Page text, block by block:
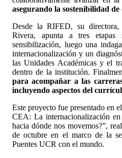
asegurando la sostenibilidad
Desde la RIFED, su directora,
Rivera, apunta a tres
sensibilización, luego una
internacionalización y un
las Unidades Académicas y el
dentro de la institución.
para acompañar a las
incluyendo aspectos del
Este proyecto fue presentado en
CEA: La internacionalización
hacia dónde nos movemos?”,
de octubre en el marco de la
Puentes UCR con el mundo.